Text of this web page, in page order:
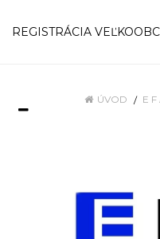
REGISTRÁCIA
ÚVOD E F